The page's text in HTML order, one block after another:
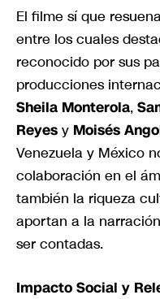
El filme sí que
entre los cuales
reconocido por sus
producciones
Sheila Monterola,
Reyes y Moisés
Venezuela y México
colaboración en el
también la riqueza
aportan a la
ser contadas.
Impacto Social y